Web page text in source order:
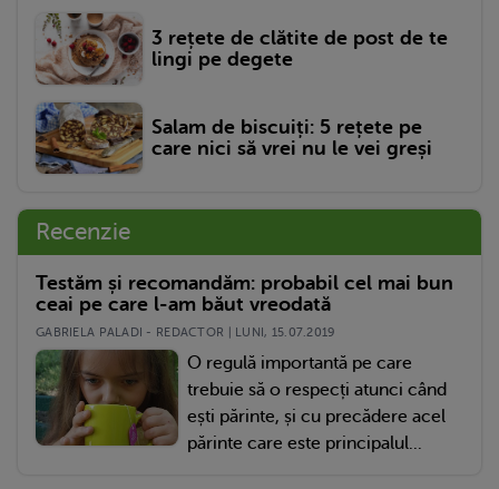
3 rețete de clătite de post de te
lingi pe degete
Salam de biscuiți: 5 rețete pe
care nici să vrei nu le vei greși
Recenzie
Testăm și recomandăm: probabil cel mai bun
ceai pe care l-am băut vreodată
GABRIELA PALADI - REDACTOR | LUNI, 15.07.2019
O regulă importantă pe care
trebuie să o respecți atunci când
ești părinte, și cu precădere acel
părinte care este principalul...